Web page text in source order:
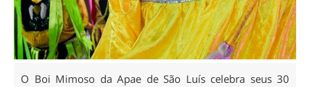
O Boi Mimoso da Apae de São Luís celebra seus 30